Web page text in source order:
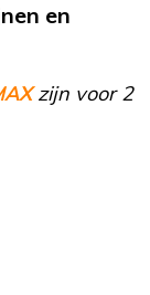
en
zijn voor 2